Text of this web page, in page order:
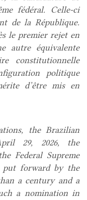
fédéral. Celle-ci
de la République.
le premier rejet en
autre équivalente
constitutionnelle
politique
d’être mis en
the Brazilian
29, 2026, the
Federal Supreme
put forward by the
a century and a
a nomination in